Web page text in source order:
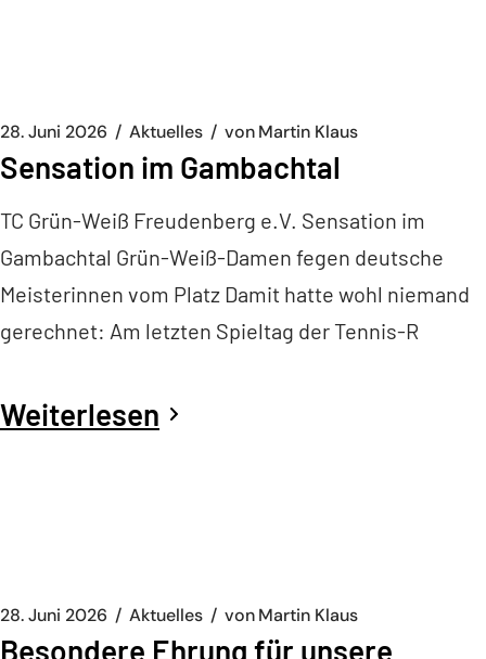
28. Juni 2026 Aktuelles vonMartin Klaus
Sensation im Gambachtal
TC Grün-Weiß Freudenberg e.V. Sensation im
Gambachtal Grün-Weiß-Damen fegen deutsche
Meisterinnen vom Platz Damit hatte wohl niemand
gerechnet: Am letzten Spieltag der Tennis-R
Weiterlesen
28. Juni 2026 Aktuelles vonMartin Klaus
Besondere Ehrung für unsere